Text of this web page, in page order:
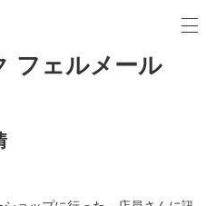
フェルメール